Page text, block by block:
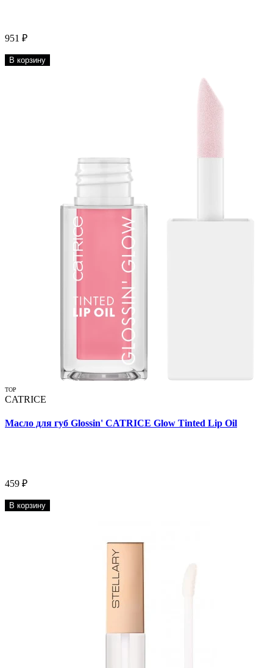
951 ₽
В корзину
TOP
CATRICE
Масло для губ Glossin' CATRICE Glow Tinted Lip Oil
459 ₽
В корзину